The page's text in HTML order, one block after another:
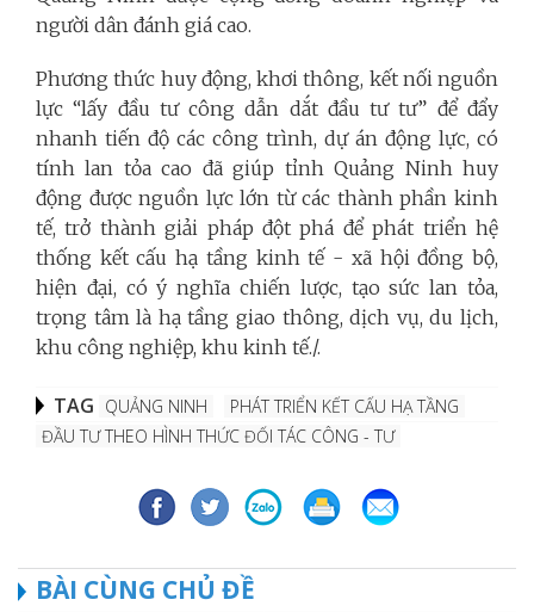
người dân đánh giá cao.
Phương thức huy động, khơi thông, kết nối nguồn
lực “lấy đầu tư công dẫn dắt đầu tư tư” để đẩy
nhanh tiến độ các công trình, dự án động lực, có
tính lan tỏa cao đã giúp tỉnh Quảng Ninh huy
động được nguồn lực lớn từ các thành phần kinh
tế, trở thành giải pháp đột phá để phát triển hệ
thống kết cấu hạ tầng kinh tế - xã hội đồng bộ,
hiện đại, có ý nghĩa chiến lược, tạo sức lan tỏa,
trọng tâm là hạ tầng giao thông, dịch vụ, du lịch,
khu công nghiệp, khu kinh tế./.
TAG QUẢNG NINH
PHÁT TRIỂN KẾT CẤU HẠ TẦNG
ĐẦU TƯ THEO HÌNH THỨC ĐỐI TÁC CÔNG - TƯ
BÀI CÙNG CHỦ ĐỀ